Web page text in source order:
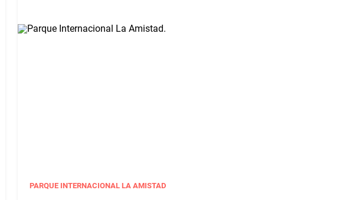
PARQUE INTERNACIONAL LA AMISTAD